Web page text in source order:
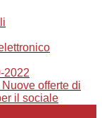
2022
offerte di
il sociale